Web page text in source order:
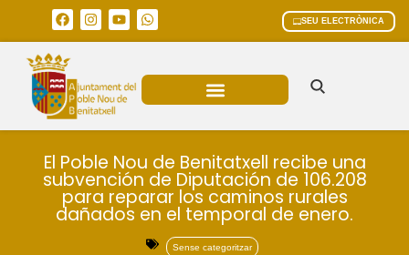
SEU ELECTRÒNICA
El Poble Nou de Benitatxell recibe una
subvención de Diputación de 106.208
para reparar los caminos rurales
dañados en el temporal de enero.
Sense categoritzar